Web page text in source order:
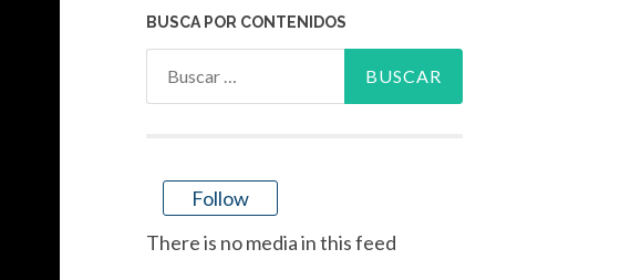
BUSCA POR CONTENIDOS
Follow
There is no media in this feed